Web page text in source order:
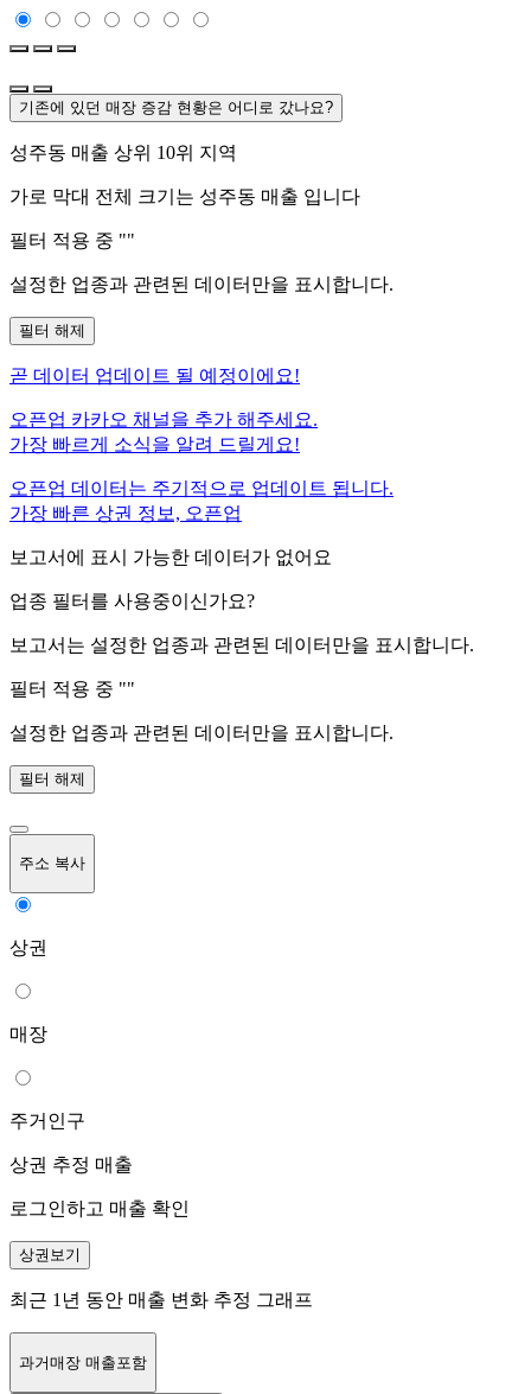
기존에 있던 매장 증감 현황은 어디로 갔나요?
성주동 매출 상위 10위 지역
가로 막대 전체 크기는 성주동 매출 입니다
필터 적용 중 ""
설정한 업종과 관련된 데이터만을 표시합니다.
필터 해제
곧 데이터 업데이트 될 예정이에요!
오픈업 카카오 채널을 추가 해주세요.
가장 빠르게 소식을 알려 드릴게요!
오픈업 데이터는 주기적으로 업데이트 됩니다.
가장 빠른 상권 정보, 오픈업
보고서에 표시 가능한 데이터가 없어요
업종 필터를 사용중이신가요?
보고서는 설정한 업종과 관련된 데이터만을 표시합니다.
필터 적용 중 ""
설정한 업종과 관련된 데이터만을 표시합니다.
필터 해제
주소 복사
상권
매장
주거인구
상권 추정 매출
로그인하고 매출 확인
상권보기
최근 1년 동안 매출 변화 추정 그래프
과거매장 매출포함